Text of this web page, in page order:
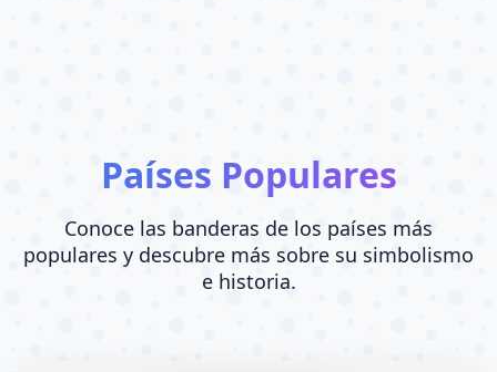
Países Populares
Conoce las banderas de los países más
populares y descubre más sobre su simbolismo
e historia.